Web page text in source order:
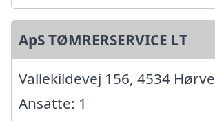
ApS TØMRERSERVICE LT
Vallekildevej 156, 4534 Hørve
Ansatte: 1